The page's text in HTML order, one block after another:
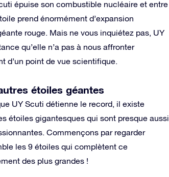
épuise son combustible nucléaire et entre
prend énormément d’expansion
rouge. Mais ne vous inquiétez pas, UY
qu’elle n’a pas à nous affronter
d’un point de vue scientifique.
étoiles géantes
UY Scuti détienne le record, il existe
étoiles gigantesques qui sont presque aussi
Commençons par regarder
les 9 étoiles qui complètent ce
des plus grandes !